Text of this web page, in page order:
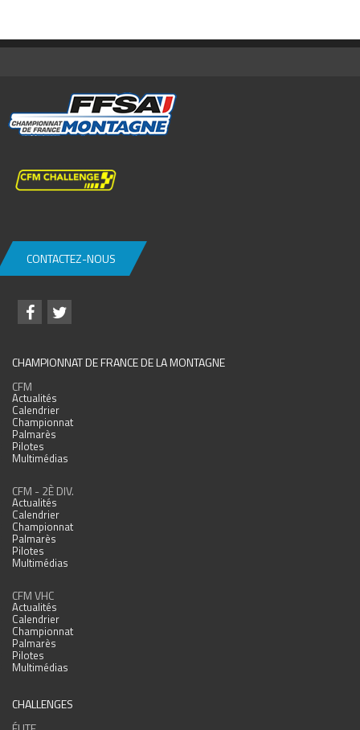
CONTACTEZ-NOUS
CHAMPIONNAT DE FRANCE DE LA MONTAGNE
CFM
Actualités
Calendrier
Championnat
Palmarès
Pilotes
Multimédias
CFM - 2È DIV.
Actualités
Calendrier
Championnat
Palmarès
Pilotes
Multimédias
CFM VHC
Actualités
Calendrier
Championnat
Palmarès
Pilotes
Multimédias
CHALLENGES